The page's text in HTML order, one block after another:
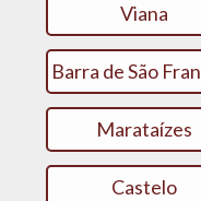
Viana
Marataízes
Castelo